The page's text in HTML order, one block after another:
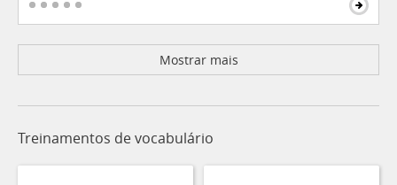
Mostrar mais
Treinamentos de vocabulário